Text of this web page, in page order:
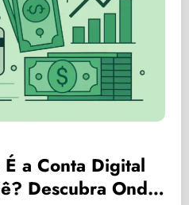
a Conta Digital
Descubra Onde